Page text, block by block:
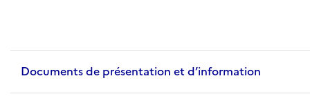
Documents de présentation et d’information